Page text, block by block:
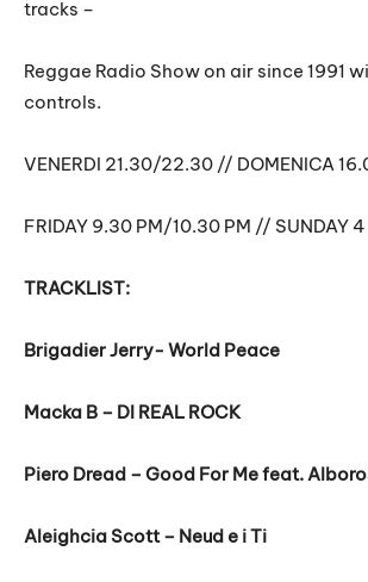
tracks –
Reggae Radio Show on air since 1991
controls.
VENERDI 21.30/22.30 // DOMENICA
FRIDAY 9.30 PM/10.30 PM // SUNDAY
TRACKLIST:
Brigadier Jerry- World Peace
Macka B – DI REAL ROCK
Piero Dread – Good For Me feat.
Aleighcia Scott – Neud e i Ti